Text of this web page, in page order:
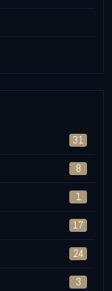
31
8
1
17
24
3